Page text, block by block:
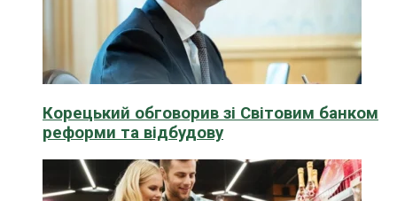
Корецький обговорив зі Світовим банком
реформи та відбудову